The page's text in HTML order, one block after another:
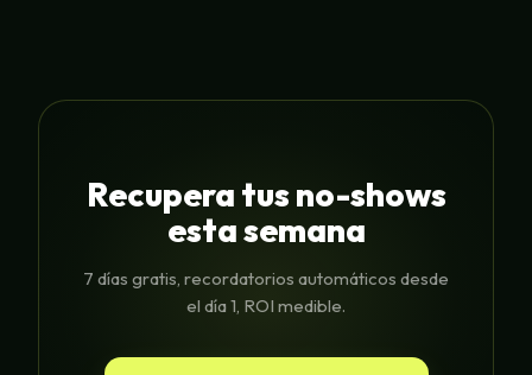
Recupera tus no-shows
esta semana
7 días gratis, recordatorios automáticos desde
el día 1, ROI medible.